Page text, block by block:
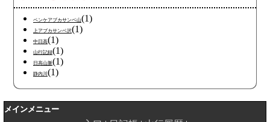
ペンケアブカサンベ山(1)
上アブカサンベ沢(1)
中日高(1)
山行記録(1)
日高山脈(1)
静内川 (1)
メインメニュー